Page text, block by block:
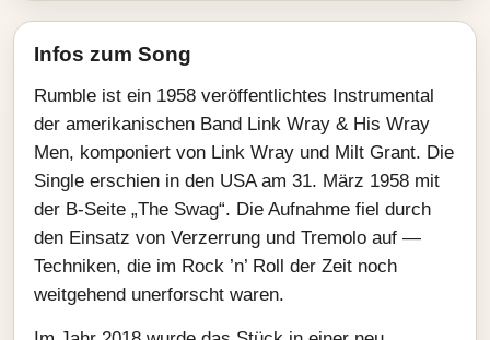
Infos zum Song
Rumble ist ein 1958 veröffentlichtes Instrumental
der amerikanischen Band Link Wray & His Wray
Men, komponiert von Link Wray und Milt Grant. Die
Single erschien in den USA am 31. März 1958 mit
der B-Seite „The Swag“. Die Aufnahme fiel durch
den Einsatz von Verzerrung und Tremolo auf —
Techniken, die im Rock ’n’ Roll der Zeit noch
weitgehend unerforscht waren.